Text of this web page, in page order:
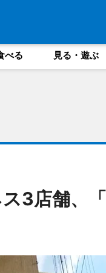
べる 見る・遊ぶ
3店舗、